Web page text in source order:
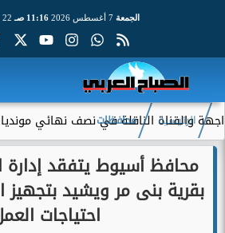
الجمعة 11:16 صـ 22 صفر 1448
الناقلة في نصف نهائي مونديال اليد
الرئيسية محافظات
محافظ أسيوط يتفقد إدارة
بقرية بنى مر ويشيد بتجهيز
احتياجات